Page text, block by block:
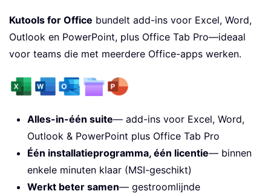
Kutools for Office bundelt add-ins voor Excel, Word,
Outlook en PowerPoint, plus Office Tab Pro—ideaal
voor teams die met meerdere Office-apps werken.
Alles-in-één suite— add-ins voor Excel, Word,
Outlook & PowerPoint plus Office Tab Pro
Één installatieprogramma, één licentie— binnen
enkele minuten klaar (MSI-geschikt)
Werkt beter samen— gestroomlijnde